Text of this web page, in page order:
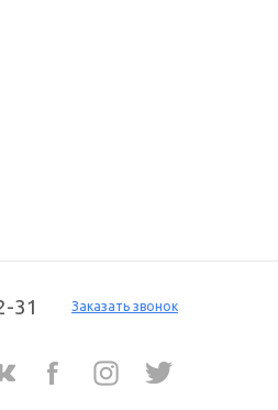
31 Заказать звонок